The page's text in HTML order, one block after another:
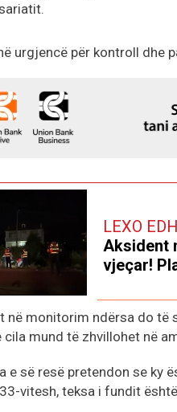
urgjencë për kontroll dhe
LEXO
Aksident
vjeçar!
në monitorim ndërsa do të
cila mund të zhvillohet në
e së resë pretendon se ky
vitesh, teksa i fundit